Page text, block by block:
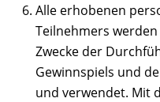
Alle erhobenen
Teilnehmers
Zwecke der
Gewinnspiels und
und verwendet. Mit